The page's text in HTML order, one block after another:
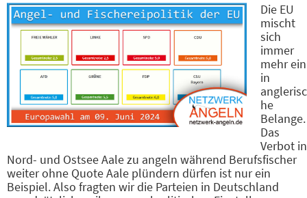
Die EU
mischt
sich
immer
mehr ein
in
anglerisc
he
Belange.
Das
Verbot in
Nord- und Ostsee Aale zu angeln während Berufsfischer
weiter ohne Quote Aale plündern dürfen ist nur ein
Beispiel. Also fragten wir die Parteien in Deutschland